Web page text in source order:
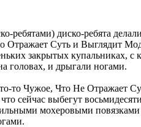
ребятами) диско-ребята
Отражает Суть и Выглядит
закрытых купальниках, с
головах, и дрыгали ногами.
то Чужое, Что Не Отражает
сейчас выбегут
мохеровыми повязками